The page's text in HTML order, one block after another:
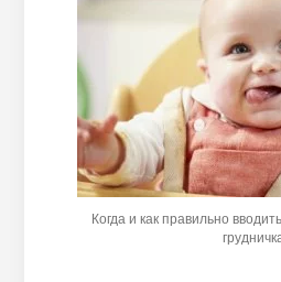
Когда и как правильно